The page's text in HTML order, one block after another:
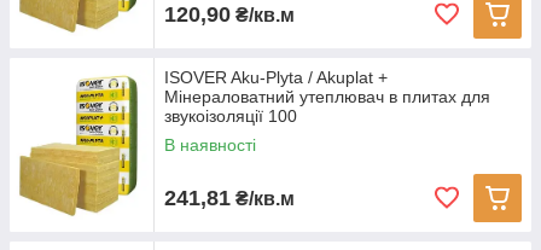
120,90 ₴/кв.м
ISOVER Aku-Plyta / Akuplat +
Мінераловатний утеплювач в плитах для
звукоізоляції 100
В наявності
241,81 ₴/кв.м